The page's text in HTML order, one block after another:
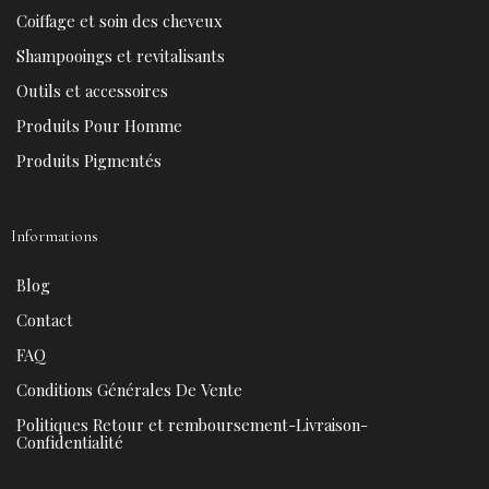
o
k
e
s
t
e r
a
Coiffage et soin des cheveux
Shampooings et revitalisants
Outils et accessoires
Produits Pour Homme
Produits Pigmentés
Informations
Blog
Contact
FAQ
Conditions Générales De Vente
Politiques Retour et remboursement-Livraison-
Confidentialité